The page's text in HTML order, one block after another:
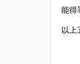
能得
以上